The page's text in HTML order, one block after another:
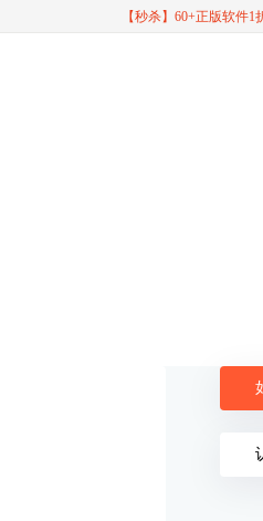
【秒杀】60+正版软件1